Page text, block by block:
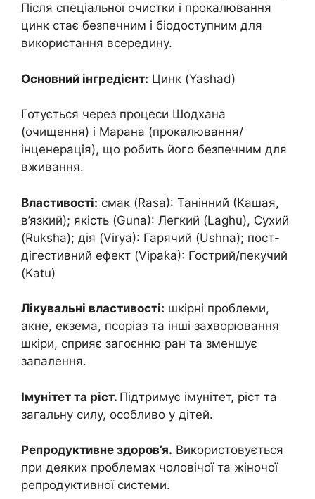
Після спеціальної очистки і прокалювання
цинк стає безпечним і біодоступним для
використання всередину.
Основний інгредієнт: Цинк (Yashad)
Готується через процеси Шодхана
(очищення) і Марана (прокалювання/
інценерація), що робить його безпечним для
вживання.
Властивості: смак (Rasa): Танінний (Кашая,
в’язкий); якість (Guna): Легкий (Laghu), Сухий
(Ruksha); дія (Virya): Гарячий (Ushna); пост-
дігестивний ефект (Vipaka): Гострий/пекучий
(Katu)
Лікувальні властивості: шкірні проблеми,
акне, екзема, псоріаз та інші захворювання
шкіри, сприяє загоєнню ран та зменшує
запалення.
Імунітет та ріст. Підтримує імунітет, ріст та
загальну силу, особливо у дітей.
Репродуктивне здоров’я. Використовується
при деяких проблемах чоловічої та жіночої
репродуктивної системи.